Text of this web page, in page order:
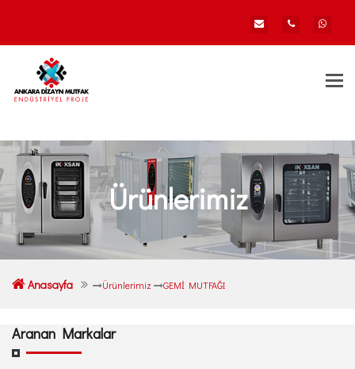
Ürünlerimiz
Anasayfa Ürünlerimiz GEMİ MUTFAĞI
Aranan Markalar